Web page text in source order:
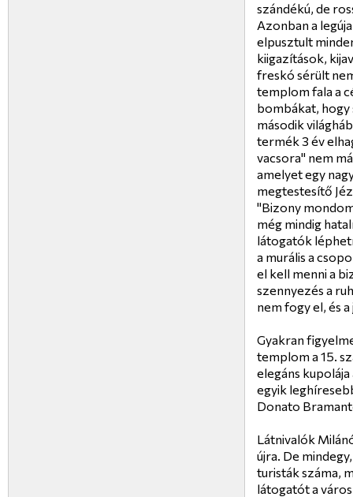
szándékú, de
Azonban a
elpusztult
kiigazítások,
freskó sérült
templom fala a
bombákat, hogy
második
termék 3 év
vacsora" nem
amelyet egy
megtestesítő
"Bizony
még mindig
látogatók
a murális a
el kell menni a
szennyezés a
nem fogy el, és
Gyakran
templom a 15.
elegáns
egyik
Donato
Látnivalók
újra. De
turisták száma,
látogatót a